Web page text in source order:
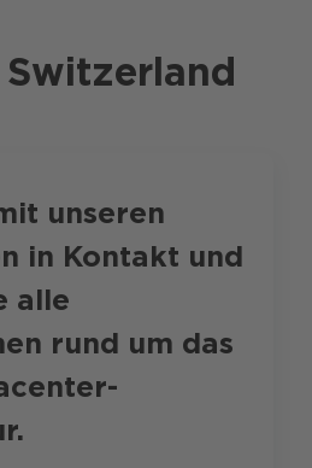
Switzerland
unseren
in Kontakt und
alle
rund um das